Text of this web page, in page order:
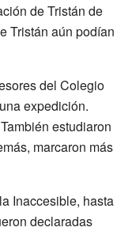
de Tristán de
Tristán aún podían
del Colegio
expedición.
estudiaron
marcaron más
Inaccesible, hasta
declaradas